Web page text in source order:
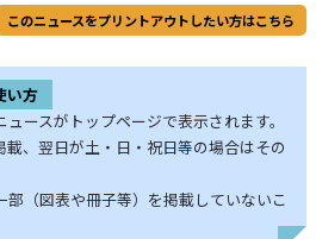
このニュースをプリントアウトしたい方はこちら
い方
ースがトップページで表示されます。
、翌日が土・日・祝日等の場合はその
（図表や冊子等）を掲載していないこ